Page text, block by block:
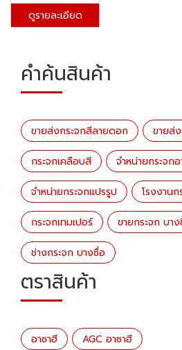
ดูรายละเอียด
คำค้นสินค้า
ขายส่งกระจกสีลายดอก ขายส่
กระจกเคลือบสี จำหน่ายกระจกอ
จำหน่ายกระจกแปรรูป โรงงานก
กระจกเทมเปอร์ ขายกระจก บา
ช่างกระจก บางซื่อ
ตราสินค้า
อาซาฮี AGC อาซาฮี